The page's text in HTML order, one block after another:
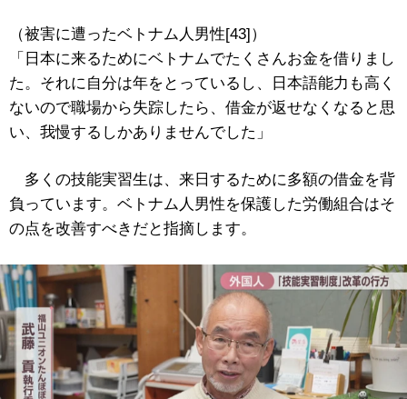
（被害に遭ったベトナム人男性[43]）
「日本に来るためにベトナムでたくさんお金を借りまし
た。それに自分は年をとっているし、日本語能力も高く
ないので職場から失踪したら、借金が返せなくなると思
い、我慢するしかありませんでした」
多くの技能実習生は、来日するために多額の借金を背
負っています。ベトナム人男性を保護した労働組合はそ
の点を改善すべきだと指摘します。